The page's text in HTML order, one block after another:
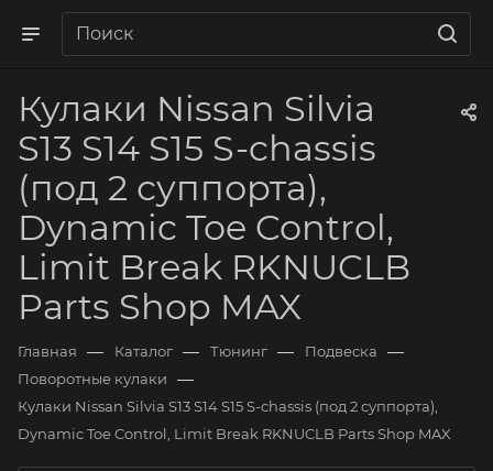
Кулаки Nissan Silvia
S13 S14 S15 S-chassis
(под 2 суппорта),
Dynamic Toe Control,
Limit Break RKNUCLB
Parts Shop MAX
Главная — Каталог — Тюнинг — Подвеска —
Поворотные кулаки —
Кулаки Nissan Silvia S13 S14 S15 S-chassis (под 2 суппорта),
Dynamic Toe Control, Limit Break RKNUCLB Parts Shop MAX